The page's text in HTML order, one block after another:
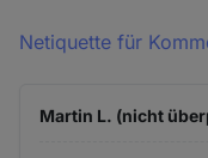
Netiquette für
Martin L. (nicht